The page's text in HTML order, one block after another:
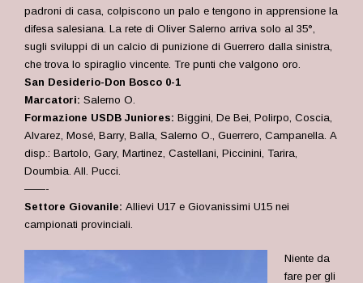
padroni di casa, colpiscono un palo e tengono in apprensione la
difesa salesiana. La rete di Oliver Salerno arriva solo al 35°,
sugli sviluppi di un calcio di punizione di Guerrero dalla sinistra,
che trova lo spiraglio vincente. Tre punti che valgono oro.
San Desiderio-Don Bosco 0-1
Marcatori: Salerno O.
Formazione USDB Juniores: Biggini, De Bei, Polirpo, Coscia,
Alvarez, Mosé, Barry, Balla, Salerno O., Guerrero, Campanella. A
disp.: Bartolo, Gary, Martinez, Castellani, Piccinini, Tarira,
Doumbia. All. Pucci.
——-
Settore Giovanile: Allievi U17 e Giovanissimi U15 nei
campionati provinciali.
Niente da
fare per gli